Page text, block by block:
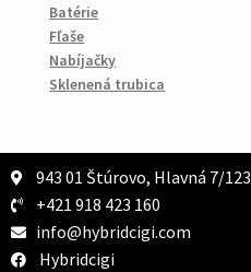
Batérie
Fľaše
Nabíjačky
Sklenená trubica
943 01 Štúrovo, Hlavná 7/
+421 918 423 160
info@hybridcigi.com
Hybridcigi